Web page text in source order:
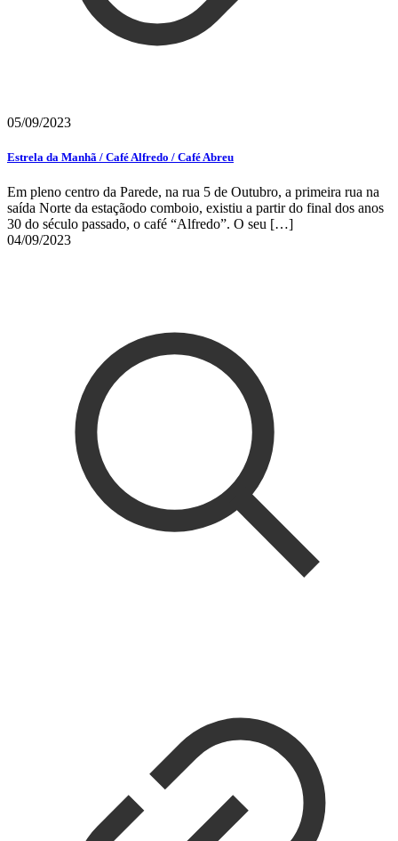
05/09/2023
Estrela da Manhã / Café Alfredo / Café Abreu
Em pleno centro da Parede, na rua 5 de Outubro, a primeira rua na
saída Norte da estaçãodo comboio, existiu a partir do final dos anos
30 do século passado, o café “Alfredo”. O seu […]
04/09/2023